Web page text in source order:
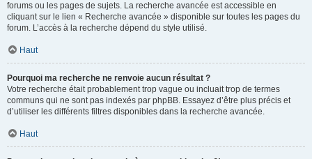
forums ou les pages de sujets. La recherche avancée est accessible en
cliquant sur le lien « Recherche avancée » disponible sur toutes les pages du
forum. L’accès à la recherche dépend du style utilisé.
Haut
Pourquoi ma recherche ne renvoie aucun résultat ?
Votre recherche était probablement trop vague ou incluait trop de termes
communs qui ne sont pas indexés par phpBB. Essayez d’être plus précis et
d’utiliser les différents filtres disponibles dans la recherche avancée.
Haut